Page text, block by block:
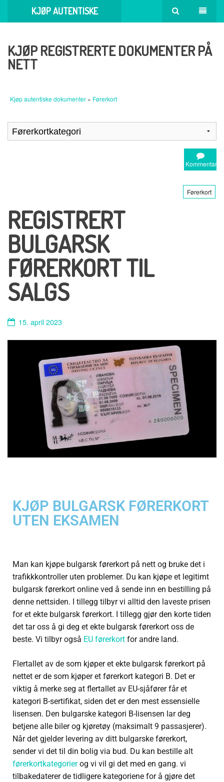
KJØP AUTENTISKE
KJØP REGISTRERTE DOKUMENTER PÅ
NETT
Kjøp autentiske dokumenter » Førerkort
Kommentar
Førerkort
REGISTRERT
BULGARSK
FØRERKORT TIL
SALGS
15. april 2023
KJØP BULGARSK FØRERKORT
UTEN EKSAMEN
Man kan kjøpe bulgarsk førerkort på nett og bruke det i
trafikkkontroller uten problemer. Du kan kjøpe et legitimt
bulgarsk førerkort online ved å sende inn en bestilling på
denne nettsiden. I tillegg tilbyr vi alltid den laveste prisen
for et ekte bulgarsk førerkort. I tillegg gjør den korte tiden
det tar oss å gi deg et ekte bulgarsk førerkort oss de
beste. Vi tilbyr også EU førerkort for andre land.
Flertallet av de som kjøper et ekte bulgarsk førerkort på
nettet er de som kjøper et førerkort kategori B. Det er
viktig å merke seg at flertallet av EU-sjåfører får et
kategori B-sertifikat, siden det er den mest essensielle
lisensen. Den bulgarske kategori B-lisensen lar deg
betjene alle biler og kjøretøy (maksimalt 9 passasjerer).
Når det gjelder levering av ditt bulgarske førerkort,
sender vi det til din bolig via bud. Du kan bestille alt
førerkortkategorierog vi vil gi det med en gang. vi
tilbakedaterer de tidligere kategoriene for å gjøre det